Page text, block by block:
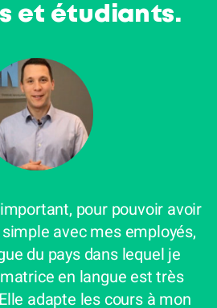
et étudiants.
pour pouvoir avoir
avec mes employés,
du pays dans lequel je
en langue est très
adapte les cours à mon